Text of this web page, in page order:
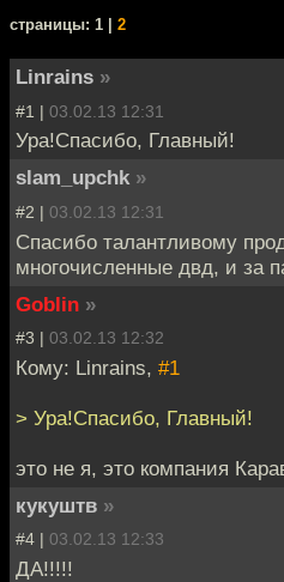
cтраницы: 1 | 2
Linrains »
#1 | 03.02.13 12:31
Ура!Спасибо, Главный!
slam_upchk »
#2 | 03.02.13 12:31
Спасибо талантливому
многочисленные двд, и за
Goblin »
#3 | 03.02.13 12:32
Кому: Linrains, #1
> Ура!Спасибо, Главный!
это не я, это компания
кукуштв »
#4 | 03.02.13 12:33
ДА!!!!!